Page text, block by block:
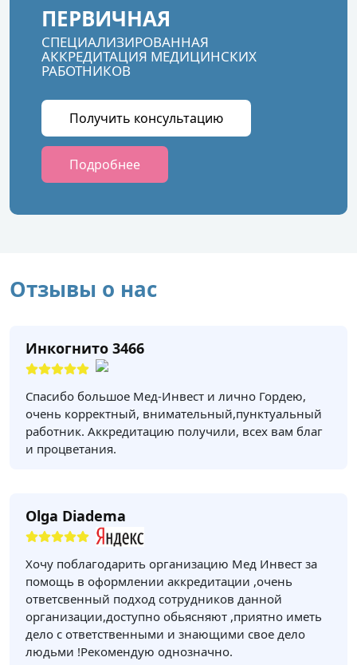
ПЕРВИЧНАЯ
СПЕЦИАЛИЗИРОВАННАЯ
АККРЕДИТАЦИЯ МЕДИЦИНСКИХ
РАБОТНИКОВ
Получить консультацию
Подробнее
Отзывы о нас
Инкогнито 3466
Спасибо большое Мед-Инвест и лично Гордею,
очень корректный, внимательный,пунктуальный
работник. Аккредитацию получили, всех вам благ
и процветания.
Olga Diadema
Хочу поблагодарить организацию Мед Инвест за
помощь в оформлении аккредитации ,очень
ответсвенный подход сотрудников данной
организации,доступно обьясняют ,приятно иметь
дело с ответственными и знающими свое дело
людьми !Рекомендую однозначно.